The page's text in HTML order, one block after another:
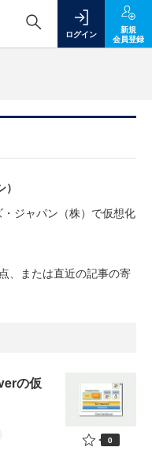
ログイン
新規
会員登録
ジャパン（株）で仮想化
、または直近の記事の寄
の仮
0